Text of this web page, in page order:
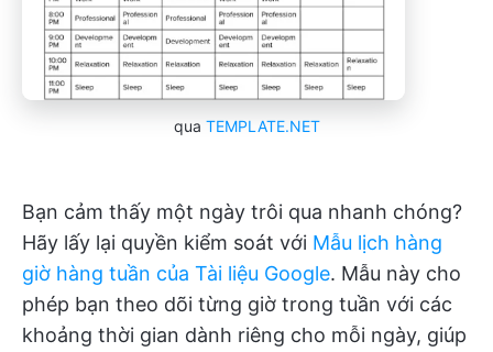
qua TEMPLATE.NET
Bạn cảm thấy một ngày trôi qua nhanh chóng?
Hãy lấy lại quyền kiểm soát với Mẫu lịch hàng
giờ hàng tuần của Tài liệu Google. Mẫu này cho
phép bạn theo dõi từng giờ trong tuần với các
khoảng thời gian dành riêng cho mỗi ngày, giúp